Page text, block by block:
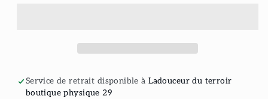
Service de retrait disponible àLadouceur du terroir
boutique physique 29